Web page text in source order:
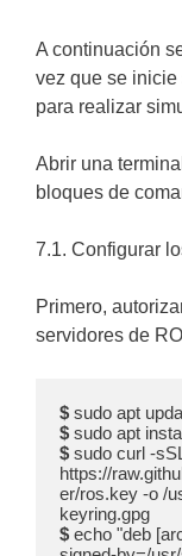
A continuación
vez que se
para realizar
Abrir una
bloques de
7.1. Configurar
Primero,
servidores de
$
$
$ sudo curl -
https://
er/ros.key -o /
$ echo "deb